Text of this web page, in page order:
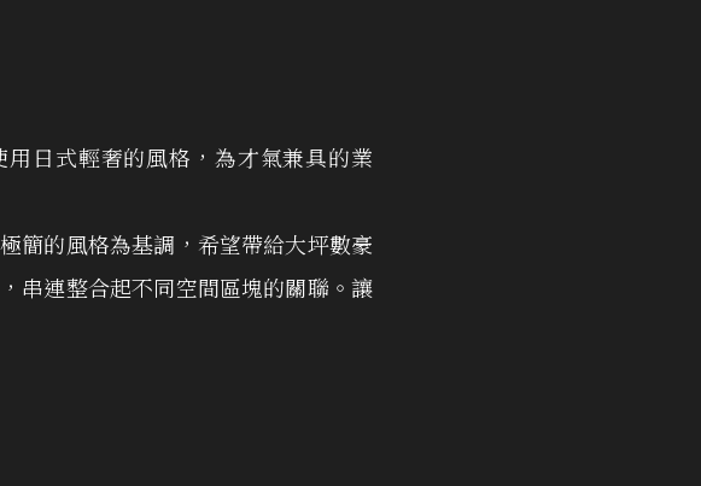
日式輕奢的風格，為才氣兼具的業
簡的風格為基調，希望帶給大坪數豪
串連整合起不同空間區塊的關聯。讓